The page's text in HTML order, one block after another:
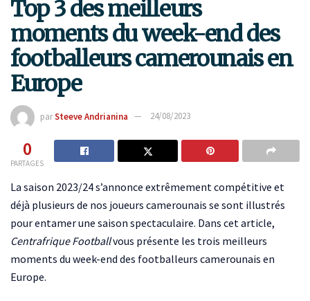
Top 3 des meilleurs
moments du week-end des
footballeurs camerounais en
Europe
parSteeve Andrianina 24/08/2023
0
PARTAGES
La saison 2023/24 s’annonce extrêmement compétitive et
déjà plusieurs de nos joueurs camerounais se sont illustrés
pour entamer une saison spectaculaire. Dans cet article,
Centrafrique Footballvous présente les trois meilleurs
moments du week-end des footballeurs camerounais en
Europe.